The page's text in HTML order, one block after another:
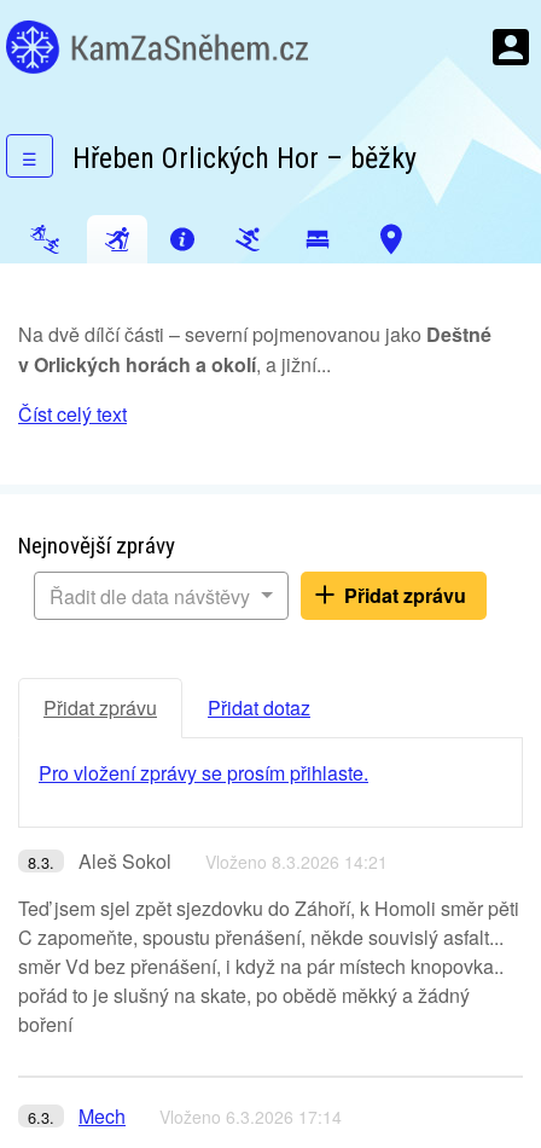
☰ Hřeben Orlických Hor – běžky
Na dvě dílčí části – severní pojmenovanou jako Deštné
v Orlických horách a okolí, a jižní...
Číst celý text
Nejnovější zprávy
Řadit dle data návštěvy
Přidat zprávu
Přidat zprávu Přidat dotaz
Pro vložení zprávy se prosím přihlaste.
8.3. Aleš Sokol Vloženo 8.3.2026 14:21
Teď jsem sjel zpět sjezdovku do Záhoří, k Homoli směr pěti
C zapomeňte, spoustu přenášení, někde souvislý asfalt...
směr Vd bez přenášení, i když na pár místech knopovka..
pořád to je slušný na skate, po obědě měkký a žádný
boření
6.3. Mech Vloženo 6.3.2026 17:14